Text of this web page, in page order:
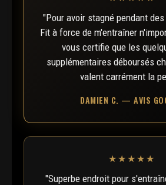
"Pour avoir stagné pendant
Fit à force de m'entraîner
vous certifie que les
supplémentaires déboursés
valent carrément la
DAMIEN C. — AVIS
★★★★★
"Superbe endroit pour